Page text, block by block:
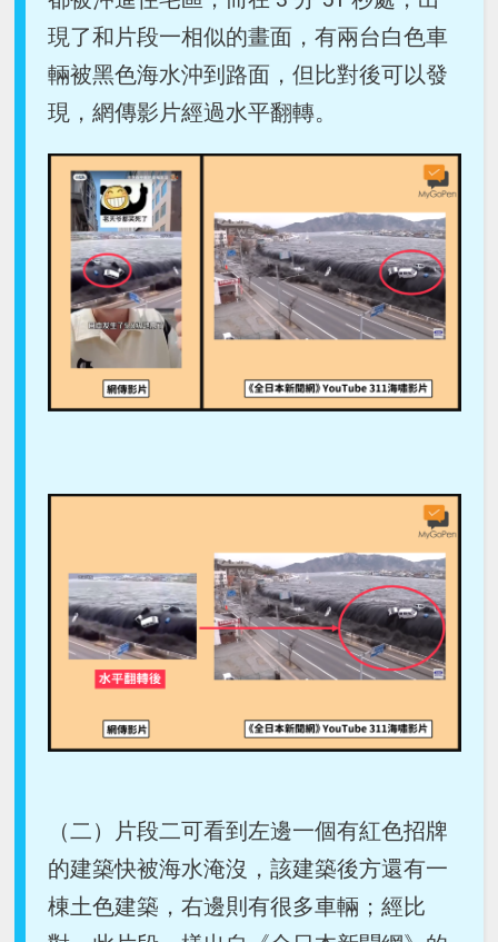
現了和片段一相似的畫面，有兩台白色車
輛被黑色海水沖到路面，但比對後可以發
現，網傳影片經過水平翻轉。
（二）片段二可看到左邊一個有紅色招牌
的建築快被海水淹沒，該建築後方還有一
棟土色建築，右邊則有很多車輛；經比